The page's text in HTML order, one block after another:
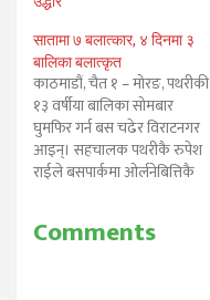
सातामा ७ बलात्कार, ४ दिनमा ३
बालिका बलात्कृत
काठमाडौं, चैत १ – मोरङ, पथरीकी
१३ वर्षीया बालिका सोमबार
घुमफिर गर्न बस चढेर विराटनगर
आइन्। सहचालक पथरीकै रुपेश
राईले बसपार्कमा ओर्लनेबित्तिकै
गर्यो र फकाएर विराटनगर –१५
Comments